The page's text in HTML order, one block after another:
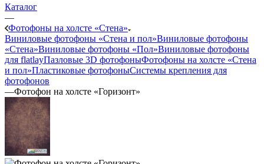
Каталог
—
Фотофоны на холсте «Стена»
Виниловые фотофоны «Стена и пол»Виниловые фотофоны
«Стена»Виниловые фотофоны «Пол»Виниловые фотофоны
для flatlayПазловые 3D фотофоныФотофоны на холсте «Стена
и пол»Пластиковые фотофоныСистемы крепления для
фотофонов
—Фотофон на холсте «Горизонт»